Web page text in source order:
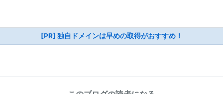
[PR] 独自ドメインは早めの取得がおすすめ！